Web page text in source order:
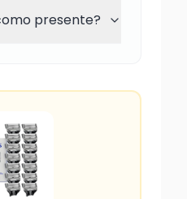
presente?